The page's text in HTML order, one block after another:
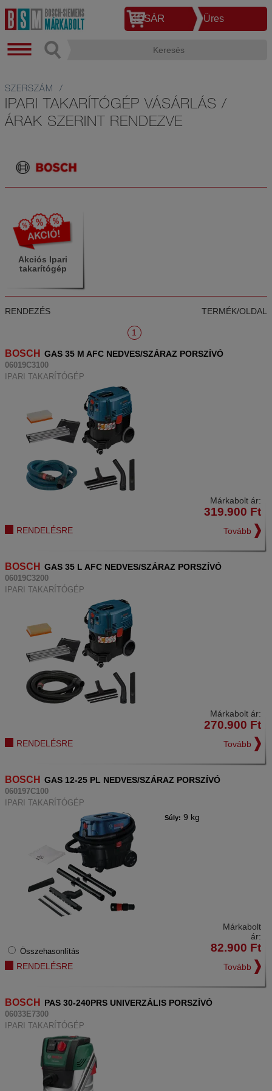
KOSÁR Üres
SZERSZÁM
IPARI TAKARÍTÓGÉP VÁSÁRLÁS /
ÁRAK SZERINT RENDEZVE
Akciós Ipari
takarítógép
RENDEZÉS TERMÉK/OLDAL
1
BOSCH GAS 35 M AFC NEDVES/SZÁRAZ PORSZÍVÓ
06019C3100
IPARI TAKARÍTÓGÉP
RENDELÉSRE
Márkabolt ár:
319.900 Ft
Tovább
BOSCH GAS 35 L AFC NEDVES/SZÁRAZ PORSZÍVÓ
06019C3200
IPARI TAKARÍTÓGÉP
RENDELÉSRE
Márkabolt ár:
270.900 Ft
Tovább
BOSCH GAS 12-25 PL NEDVES/SZÁRAZ PORSZÍVÓ
060197C100
IPARI TAKARÍTÓGÉP
Súly: 9 kg
Összehasonlítás
RENDELÉSRE
Márkabolt
ár:
82.900 Ft
Tovább
BOSCH PAS 30-240PRS UNIVERZÁLIS PORSZÍVÓ
06033E7300
IPARI TAKARÍTÓGÉP